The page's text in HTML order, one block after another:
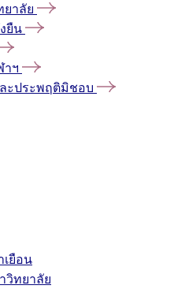
าลัย
ยืน
าฯ
ะประพฤติมิชอบ
ยือน
วิทยาลัย